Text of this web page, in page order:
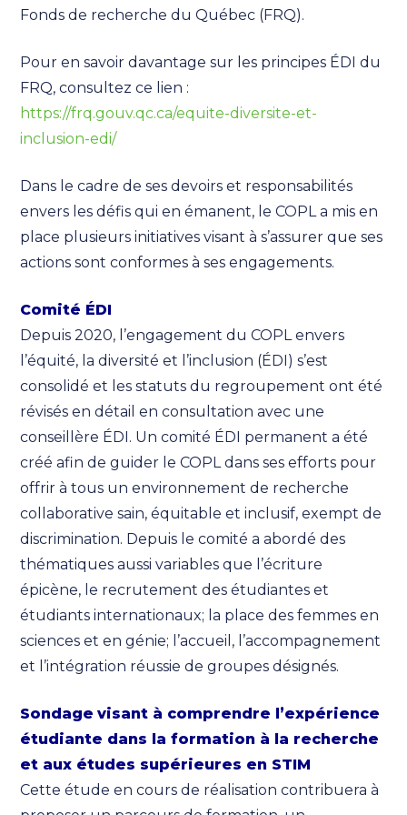
Fonds de recherche du Québec (FRQ).
Pour en savoir davantage sur les principes ÉDI du
FRQ, consultez ce lien :
https://frq.gouv.qc.ca/equite-diversite-et-
inclusion-edi/
Dans le cadre de ses devoirs et responsabilités
envers les défis qui en émanent, le COPL a mis en
place plusieurs initiatives visant à s’assurer que ses
actions sont conformes à ses engagements.
Comité ÉDI
Depuis 2020, l’engagement du COPL envers
l’équité, la diversité et l’inclusion (ÉDI) s’est
consolidé et les statuts du regroupement ont été
révisés en détail en consultation avec une
conseillère ÉDI. Un comité ÉDI permanent a été
créé afin de guider le COPL dans ses efforts pour
offrir à tous un environnement de recherche
collaborative sain, équitable et inclusif, exempt de
discrimination. Depuis le comité a abordé des
thématiques aussi variables que l’écriture
épicène, le recrutement des étudiantes et
étudiants internationaux; la place des femmes en
sciences et en génie; l’accueil, l’accompagnement
et l’intégration réussie de groupes désignés.
Sondage visant à comprendre l’expérience
étudiante dans la formation à la recherche
et aux études supérieures en STIM
Cette étude en cours de réalisation contribuera à